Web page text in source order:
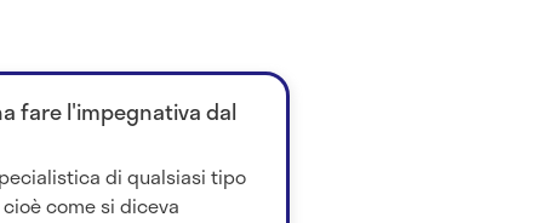
fare l'impegnativa dal
di qualsiasi tipo
come si diceva